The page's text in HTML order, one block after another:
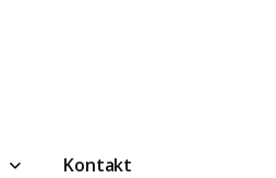
Kontakt